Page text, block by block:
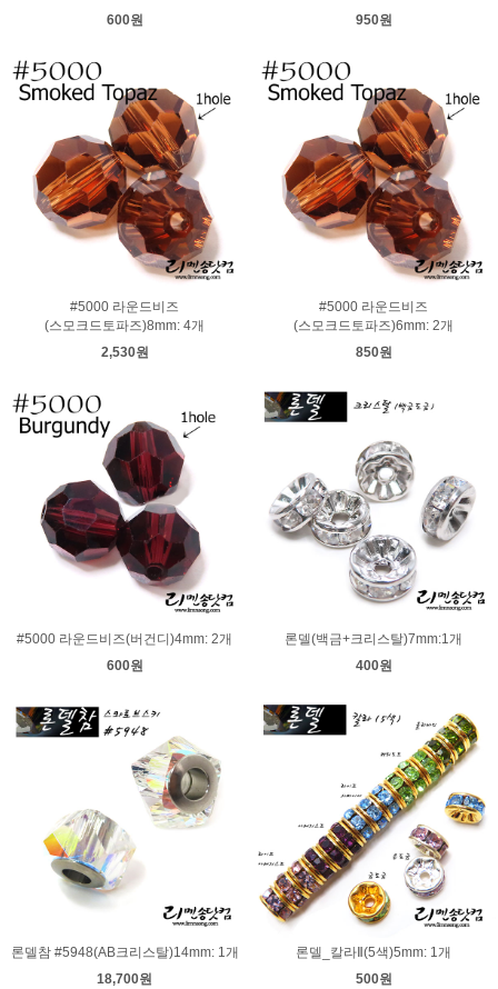
600원
950원
#5000 라운드비즈
(스모크드토파즈)8mm: 4개
2,530원
#5000 라운드비즈
(스모크드토파즈)6mm: 2개
850원
#5000 라운드비즈(버건디)4mm: 2개
600원
론델(백금+크리스탈)7mm:1개
400원
론델참 #5948(AB크리스탈)14mm: 1개
18,700원
론델_칼라Ⅱ(5색)5mm: 1개
500원